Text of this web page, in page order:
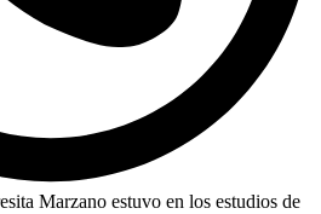
Marzano estuvo en los estudios de